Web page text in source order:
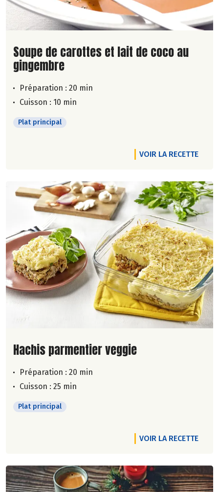
Lire la suite de la recette
Soupe de carottes et lait de coco au
gingembre
Préparation : 20 min
Cuisson : 10 min
Plat principal
VOIR LA RECETTE
Lire la suite de la recette
Hachis parmentier veggie
Préparation : 20 min
Cuisson : 25 min
Plat principal
VOIR LA RECETTE